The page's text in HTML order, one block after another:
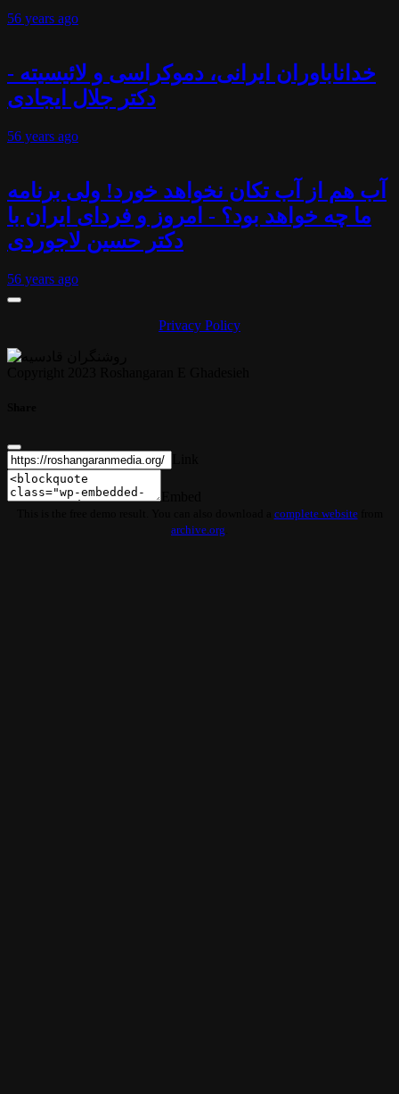
56 years ago
خداناباوران ایرانی، دموکراسی و لائیسیته -
دکتر جلال ایجادی
56 years ago
آب هم از آب تکان نخواهد خورد! ولی برنامه
ما چه خواهد بود؟ - امروز و فردای ایران با
دکتر حسین لاجوردی
56 years ago
Privacy Policy
complete websitefrom
archive.org